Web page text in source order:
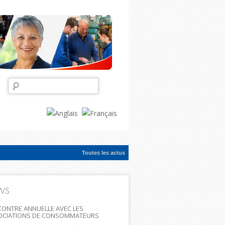
Rechercher :
Toutes les actus
ANNUELLE AVEC LES
DE CONSOMMATEURS